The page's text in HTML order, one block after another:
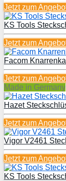
Jetzt zum
KS Tools
Jetzt zum
Facom
Jetzt zum
Made in Germany
Hazet
Jetzt zum
Vigor V2461
Jetzt zum
KS Tools